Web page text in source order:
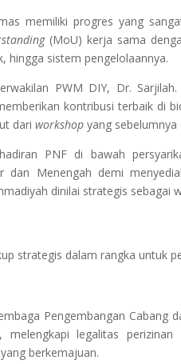
memiliki progres yang
(MoU) kerja sama
hingga sistem pengelolaannya.
PWM DIY, Dr.
kontribusi terbaik di
dariworkshop yang sebelumnya
PNF di bawah
dan Menengah demi
dinilai strategis sebagai
strategis dalam rangka untuk
Pengembangan Cabang
legalitas
berkemajuan.